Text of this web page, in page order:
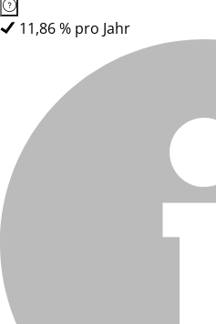
11,86 % pro Jahr